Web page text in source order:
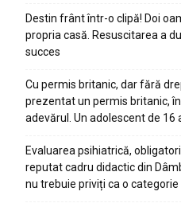
Destin frânt într-o clipă! Doi
propria casă. Resuscitarea a
succes
Cu permis britanic, dar fără
prezentat un permis britanic,
adevărul. Un adolescent de 16
Evaluarea psihiatrică,
reputat cadru didactic din
nu trebuie priviți ca o categorie